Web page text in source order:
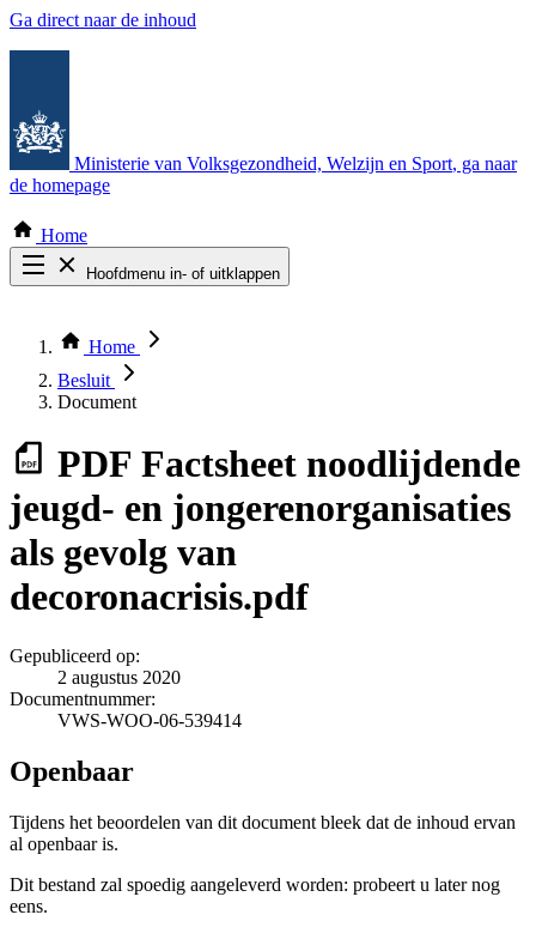
Ga direct naar de inhoud
Ministerie van Volksgezondheid, Welzijn en Sport, ga naar
de homepage
Home
Hoofdmenu in- of uitklappen
Thema COVID-19
Bekijk per bestuursorgaan
Home
Besluit
Document
PDF Factsheet noodlijdende
jeugd- en jongerenorganisaties
als gevolg van
decoronacrisis.pdf
Gepubliceerd op:
2 augustus 2020
Documentnummer:
VWS-WOO-06-539414
Openbaar
Tijdens het beoordelen van dit document bleek dat de inhoud ervan
al openbaar is.
Dit bestand zal spoedig aangeleverd worden: probeert u later nog
eens.